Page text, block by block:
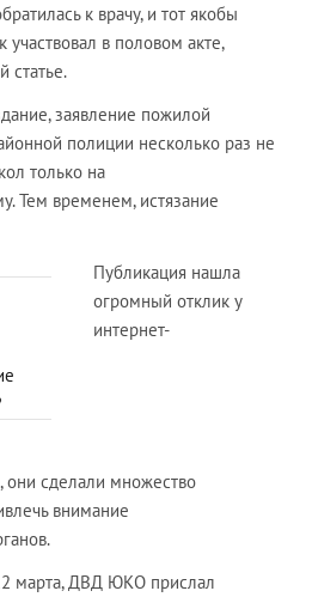
к врачу, и тот якобы
участвовал в половом акте,
статье.
заявление пожилой
полиции несколько раз не
только на
Тем временем, истязание
Публикация нашла
огромный отклик у
интернет-
они сделали множество
внимание
марта, ДВД ЮКО прислал